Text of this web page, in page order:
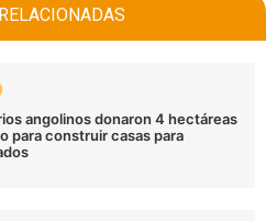
angolinos donaron 4 hectáreas
para construir casas para